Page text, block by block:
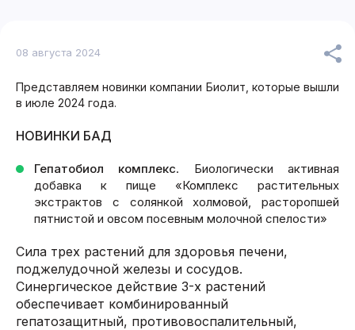
08 августа 2024
Представляем новинки компании Биолит, которые вышли
в июле 2024 года.
НОВИНКИ БАД
Гепатобиол комплекс. Биологически активная
добавка к пище «Комплекс растительных
экстрактов с солянкой холмовой, расторопшей
пятнистой и овсом посевным молочной спелости»
Сила трех растений для здоровья печени,
поджелудочной железы и сосудов.
Синергическое действие 3-х растений
обеспечивает комбинированный
гепатозащитный, противовоспалительный,